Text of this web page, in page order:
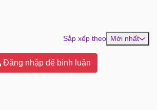
Sắp xếp theo Mới nhất
Đăng nhập để bình luận